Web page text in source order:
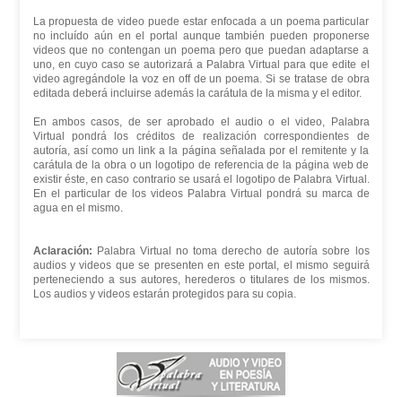
La propuesta de video puede estar enfocada a un poema particular
no incluído aún en el portal aunque también pueden proponerse
videos que no contengan un poema pero que puedan adaptarse a
uno, en cuyo caso se autorizará a Palabra Virtual para que edite el
video agregándole la voz en off de un poema. Si se tratase de obra
editada deberá incluirse además la carátula de la misma y el editor.
En ambos casos, de ser aprobado el audio o el video, Palabra
Virtual pondrá los créditos de realización correspondientes de
autoría, así como un link a la página señalada por el remitente y la
carátula de la obra o un logotipo de referencia de la página web de
existir éste, en caso contrario se usará el logotipo de Palabra Virtual.
En el particular de los videos Palabra Virtual pondrá su marca de
agua en el mismo.
Aclaración: Palabra Virtual no toma derecho de autoría sobre los
audios y videos que se presenten en este portal, el mismo seguirá
perteneciendo a sus autores, herederos o titulares de los mismos.
Los audios y videos estarán protegidos para su copia.